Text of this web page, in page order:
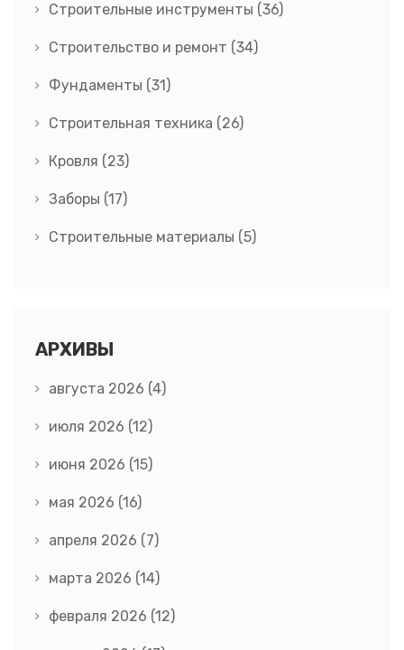
Строительные инструменты (36)
Строительство и ремонт (34)
Фундаменты (31)
Строительная техника (26)
Кровля (23)
Заборы (17)
Строительные материалы (5)
АРХИВЫ
августа 2026 (4)
июля 2026 (12)
июня 2026 (15)
мая 2026 (16)
апреля 2026 (7)
марта 2026 (14)
февраля 2026 (12)